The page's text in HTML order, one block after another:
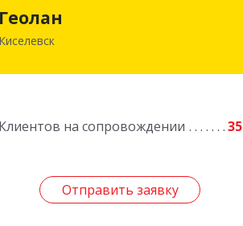
Геолан
Киселевск
Клиентов на сопровождении 35
Отправить заявку
652700, Кемеровская обл, Киселевск г,
Отправить заявку